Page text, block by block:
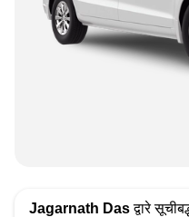
Jagarnath Dasद्वारे